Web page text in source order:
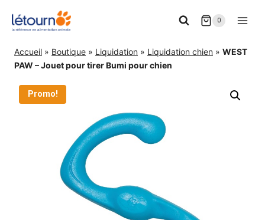
0
Accueil » Boutique » Liquidation » Liquidation chien » WEST
PAW – Jouet pour tirer Bumi pour chien
Promo!